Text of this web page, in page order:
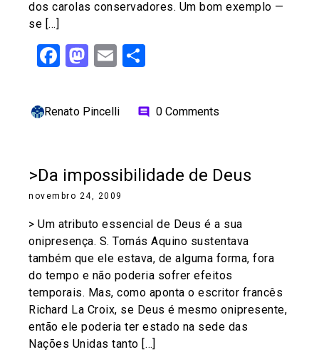
dos carolas conservadores. Um bom exemplo —
se […]
Facebook
Mastodon
Email
Renato Pincelli comment 0 Comments
>Da impossibilidade de Deus
novembro 24, 2009
> Um atributo essencial de Deus é a sua
onipresença. S. Tomás Aquino sustentava
também que ele estava, de alguma forma, fora
do tempo e não poderia sofrer efeitos
temporais. Mas, como aponta o escritor francês
Richard La Croix, se Deus é mesmo onipresente,
então ele poderia ter estado na sede das
Nações Unidas tanto […]